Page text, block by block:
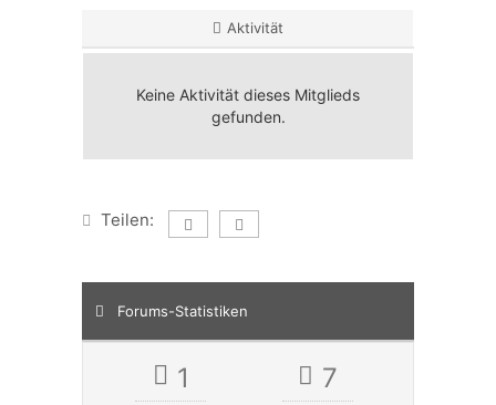
Aktivität
Keine Aktivität dieses Mitglieds
gefunden.
Teilen:
Forums-Statistiken
1 7